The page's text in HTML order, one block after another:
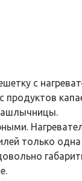
с
продуктов
только